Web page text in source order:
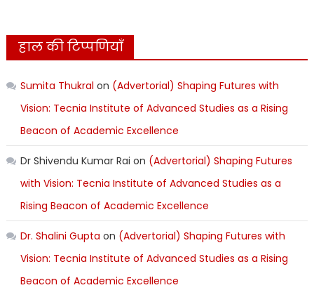
हाल की टिप्पणियाँ
Sumita Thukral on (Advertorial) Shaping Futures with
Vision: Tecnia Institute of Advanced Studies as a Rising
Beacon of Academic Excellence
Dr Shivendu Kumar Rai on (Advertorial) Shaping Futures
with Vision: Tecnia Institute of Advanced Studies as a
Rising Beacon of Academic Excellence
Dr. Shalini Gupta on (Advertorial) Shaping Futures with
Vision: Tecnia Institute of Advanced Studies as a Rising
Beacon of Academic Excellence